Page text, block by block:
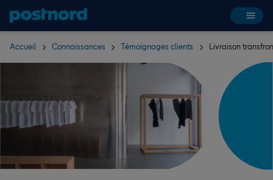
Hoppa över navigering och sök
Accueil Connaissances Témoignages clients Livraison